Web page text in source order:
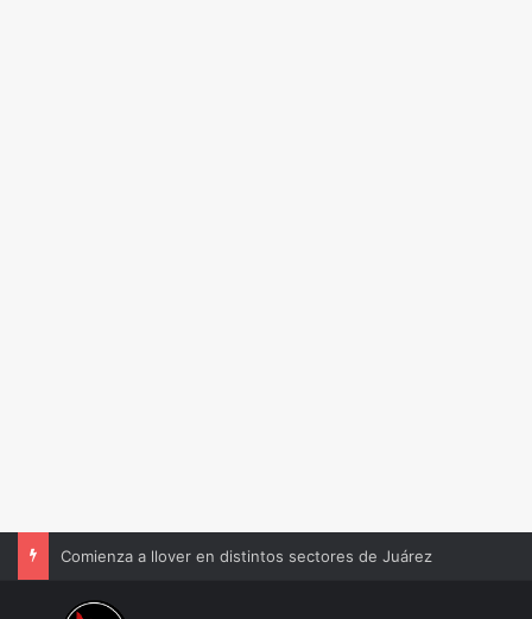
Comienza a llover en distintos sectores de Juárez